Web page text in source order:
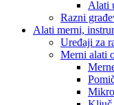
Alati
Razni
Alati merni,
Uređaji za
Merni alati